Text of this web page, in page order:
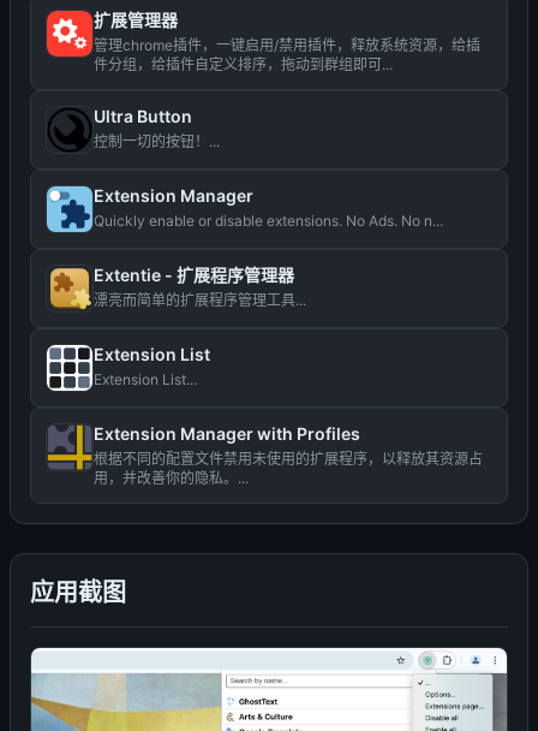
应用截图
扩展管理器
管理chrome插件，一键启用/禁用插件，释放系统资源，给插
件分组，给插件自定义排序，拖动到群组即可...
Ultra Button
控制一切的按钮！...
Extension Manager
Quickly enable or disable extensions. No Ads. No n...
Extentie - 扩展程序管理器
漂亮而简单的扩展程序管理工具...
Extension List
Extension List...
Extension Manager with Profiles
根据不同的配置文件禁用未使用的扩展程序，以释放其资源占
用，并改善你的隐私。...